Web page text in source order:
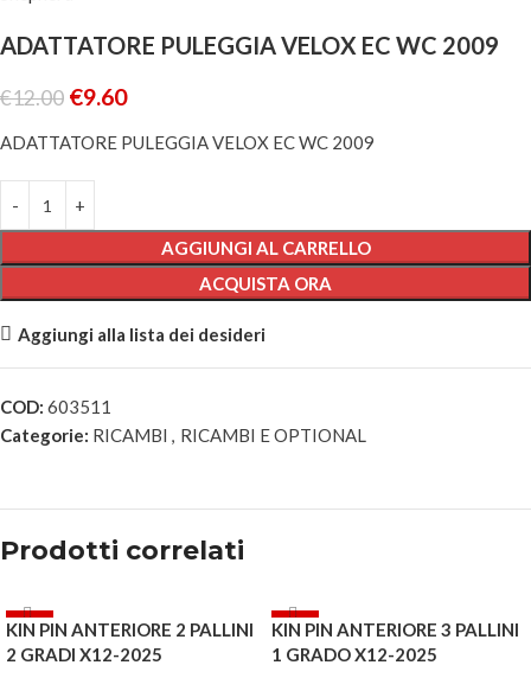
ADATTATORE PULEGGIA VELOX EC WC 2009
€12.00 €9.60
ADATTATORE PULEGGIA VELOX EC WC 2009
AGGIUNGI AL CARRELLO
ACQUISTA ORA
Aggiungi alla lista dei desideri
COD: 603511
Categorie: RICAMBI , RICAMBI E OPTIONAL
Prodotti correlati
-5%
ESAURITO
KIN PIN ANTERIORE 2 PALLINI
2 GRADI X12-2025
-5%
ESAURITO
KIN PIN ANTERIORE 3 PALLINI
1 GRADO X12-2025